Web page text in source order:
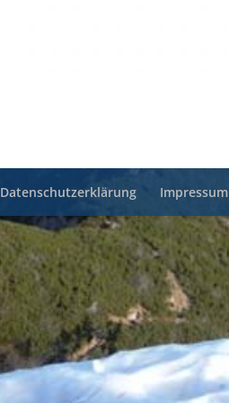
Datenschutzerklärung Impressum